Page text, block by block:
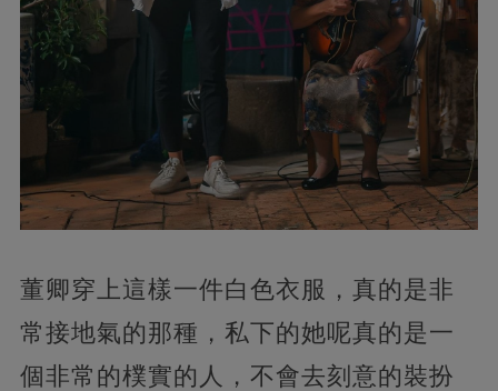
董卿穿上這樣一件白色衣服，真的是非
常接地氣的那種，私下的她呢真的是一
個非常的樸實的人，不會去刻意的裝扮